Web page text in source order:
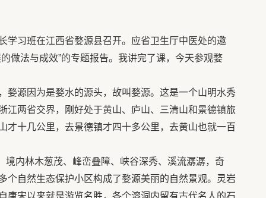
学习班在江西省婺源县召开。应省卫生厅中医处的邀
做法与成效”的专题报告。我讲完了课，今天参观婺
婺源因为是婺水的源头，故叫婺源。这是一个山明水秀
江两省交界，刚好处于黄山、庐山、三清山和景德镇旅
才十几公里，去景德镇才四十多公里，去黄山也就一百
内林木葱茂、峰峦叠障、峡谷深秀、溪流潺潺，奇
个自然生态保护小区构成了婺源美丽的自然景观。灵岩
唐宋以来就是游览名胜，各个溶洞内留有古代名人的石